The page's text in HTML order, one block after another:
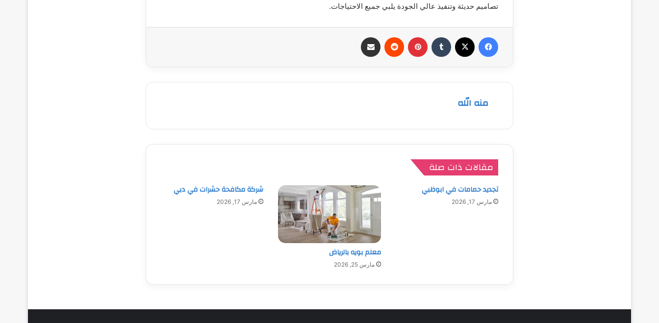
تصاميم حديثة وتنفيذ عالي الجودة يلبي جميع الاحتياجات.
فيسبوك بينتيريست
منه الله
مقالات ذات صلة
تجديد حمامات في ابوظبي
مارس 17, 2026
معلم بويه بالرياض
مارس 25, 2026
شركة مكافحة حشرات في دبي
مارس 17, 2026